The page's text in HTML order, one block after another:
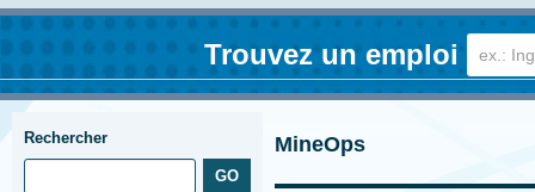
Trouvez un emploi
Rechercher MineOps